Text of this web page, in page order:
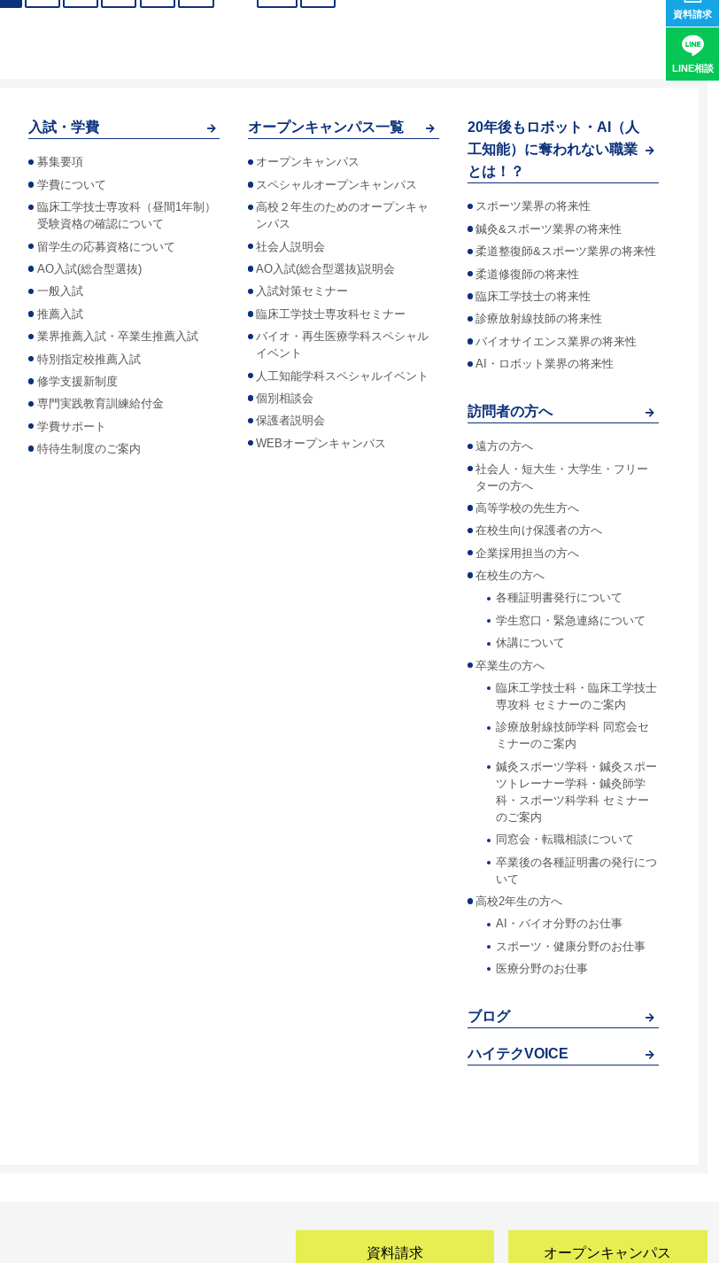
入試・学費
募集要項
学費について
臨床工学技士専攻科（昼間1年制）
受験資格の確認について
留学生の応募資格について
AO入試(総合型選抜)
一般入試
推薦入試
業界推薦入試・卒業生推薦入試
特別指定校推薦入試
修学支援新制度
専門実践教育訓練給付金
学費サポート
特待生制度のご案内
オープンキャンパス一覧
オープンキャンパス
スペシャルオープンキャンパス
高校２年生のためのオープンキャ
ンパス
社会人説明会
AO入試(総合型選抜)説明会
入試対策セミナー
臨床工学技士専攻科セミナー
バイオ・再生医療学科スペシャル
イベント
人工知能学科スペシャルイベント
個別相談会
保護者説明会
WEBオープンキャンパス
20年後もロボット・AI（人
工知能）に奪われない職業
とは！？
スポーツ業界の将来性
鍼灸&スポーツ業界の将来性
柔道整復師&スポーツ業界の将来性
柔道修復師の将来性
臨床工学技士の将来性
診療放射線技師の将来性
バイオサイエンス業界の将来性
AI・ロボット業界の将来性
訪問者の方へ
遠方の方へ
社会人・短大生・大学生・フリー
ターの方へ
高等学校の先生方へ
在校生向け保護者の方へ
企業採用担当の方へ
在校生の方へ
各種証明書発行について
学生窓口・緊急連絡について
休講について
卒業生の方へ
臨床工学技士科・臨床工学技士
専攻科 セミナーのご案内
診療放射線技師学科 同窓会セ
ミナーのご案内
鍼灸スポーツ学科・鍼灸スポー
ツトレーナー学科・鍼灸師学
科・スポーツ科学科 セミナー
のご案内
同窓会・転職相談について
卒業後の各種証明書の発行につ
いて
高校2年生の方へ
AI・バイオ分野のお仕事
スポーツ・健康分野のお仕事
医療分野のお仕事
ブログ
ハイテクVOICE
資料請求 オープンキャンパス
資料請求
LINE相談